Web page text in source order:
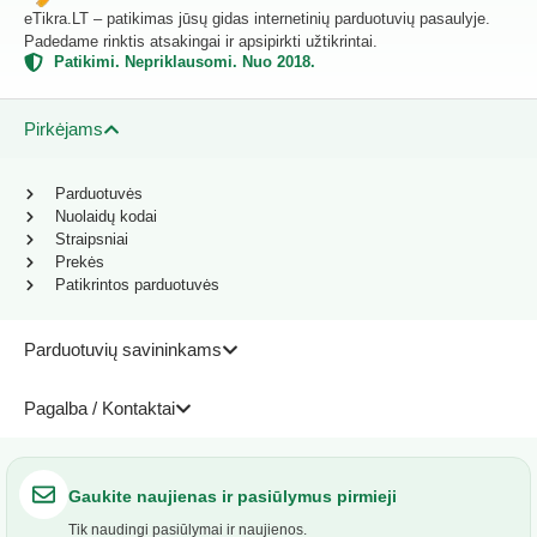
eTikra.LT – patikimas jūsų gidas internetinių parduotuvių pasaulyje.
Padedame rinktis atsakingai ir apsipirkti užtikrintai.
Patikimi. Nepriklausomi. Nuo 2018.
Pirkėjams
Parduotuvių savininkams
Pagalba / Kontaktai
Parduotuvės
Nuolaidų kodai
Straipsniai
Prekės
Patikrintos parduotuvės
Gaukite naujienas ir pasiūlymus pirmieji
Tik naudingi pasiūlymai ir naujienos.